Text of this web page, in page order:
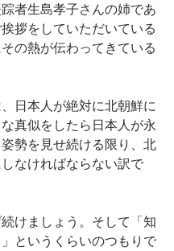
者生島孝子さんの姉であ
拶をしていただいている
の熱が伝わってきている
日本人が絶対に北朝鮮に
真似をしたら日本人が永
勢を見せ続ける限り、北
なければならない訳で
けましょう。そして「知
というくらいのつもりで